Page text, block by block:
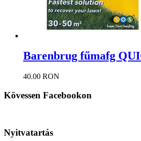
Barenbrug fűmafg
40.00 RON
Kövessen Facebookon
Nyitvatartás